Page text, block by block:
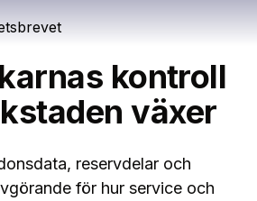
kontroll
växer
reservdelar och
för hur service och